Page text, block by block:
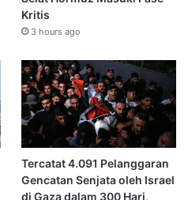
Kritis
3 hours ago
Tercatat 4.091 Pelanggaran
Gencatan Senjata oleh Israel
di Gaza dalam 300 Hari,